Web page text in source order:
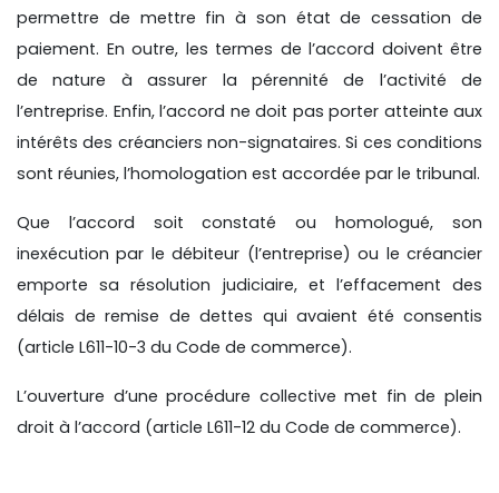
permettre de mettre fin à son état de cessation de
paiement. En outre, les termes de l’accord doivent être
de nature à assurer la pérennité de l’activité de
l’entreprise. Enfin, l’accord ne doit pas porter atteinte aux
intérêts des créanciers non-signataires. Si ces conditions
sont réunies, l’homologation est accordée par le tribunal.
Que l’accord soit constaté ou homologué, son
inexécution par le débiteur (l’entreprise) ou le créancier
emporte sa résolution judiciaire, et l’effacement des
délais de remise de dettes qui avaient été consentis
(article L611-10-3 du Code de commerce).
L’ouverture d’une procédure collective met fin de plein
droit à l’accord (article L611-12 du Code de commerce).